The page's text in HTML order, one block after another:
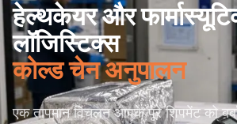
हेल्थकेयर और
लॉजिस्टिक्स
कोल्ड चेन अनुपालन
एक तापमान विचलन आपके पूरे शिपमेंट को